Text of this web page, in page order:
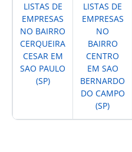
LISTAS DE
EMPRESAS
NO BAIRRO
CERQUEIRA
CESAR EM
SAO PAULO
(SP)
LISTAS DE
EMPRESAS
NO
BAIRRO
CENTRO
EM SAO
BERNARDO
DO CAMPO
(SP)